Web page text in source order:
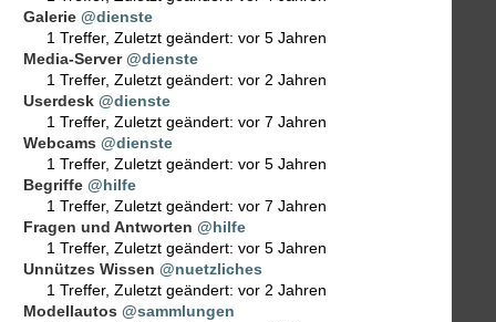
Galerie @dienste
1 Treffer, Zuletzt geändert: vor 5 Jahren
Media-Server @dienste
1 Treffer, Zuletzt geändert: vor 2 Jahren
Userdesk @dienste
1 Treffer, Zuletzt geändert: vor 7 Jahren
Webcams @dienste
1 Treffer, Zuletzt geändert: vor 5 Jahren
Begriffe @hilfe
1 Treffer, Zuletzt geändert: vor 7 Jahren
Fragen und Antworten @hilfe
1 Treffer, Zuletzt geändert: vor 5 Jahren
Unnützes Wissen @nuetzliches
1 Treffer, Zuletzt geändert: vor 2 Jahren
Modellautos @sammlungen